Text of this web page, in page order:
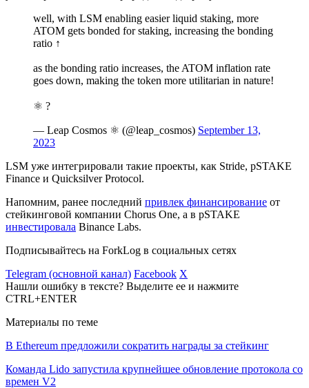
well, with LSM enabling easier liquid staking, more
ATOM gets bonded for staking, increasing the bonding
ratio ↑
as the bonding ratio increases, the ATOM inflation rate
goes down, making the token more utilitarian in nature!
⚛️ ?
— Leap Cosmos ⚛️ (@leap_cosmos) September 13,
2023
LSM уже интегрировали такие проекты, как Stride, pSTAKE
Finance и Quicksilver Protocol.
Напомним, ранее последний привлек финансирование от
стейкинговой компании Chorus One, а в pSTAKE
инвестировала Binance Labs.
Подписывайтесь на ForkLog в социальных сетях
Telegram (основной канал) Facebook X
Нашли ошибку в тексте? Выделите ее и нажмите
CTRL+ENTER
Материалы по теме
В Ethereum предложили сократить награды за стейкинг
Команда Lido запустила крупнейшее обновление протокола со
времен V2